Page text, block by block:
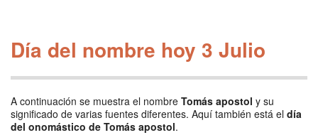
Día del nombre hoy 3 Julio
A continuación se muestra el nombre Tomás apostol y su
significado de varias fuentes diferentes. Aquí también está el día
del onomástico de Tomás apostol.